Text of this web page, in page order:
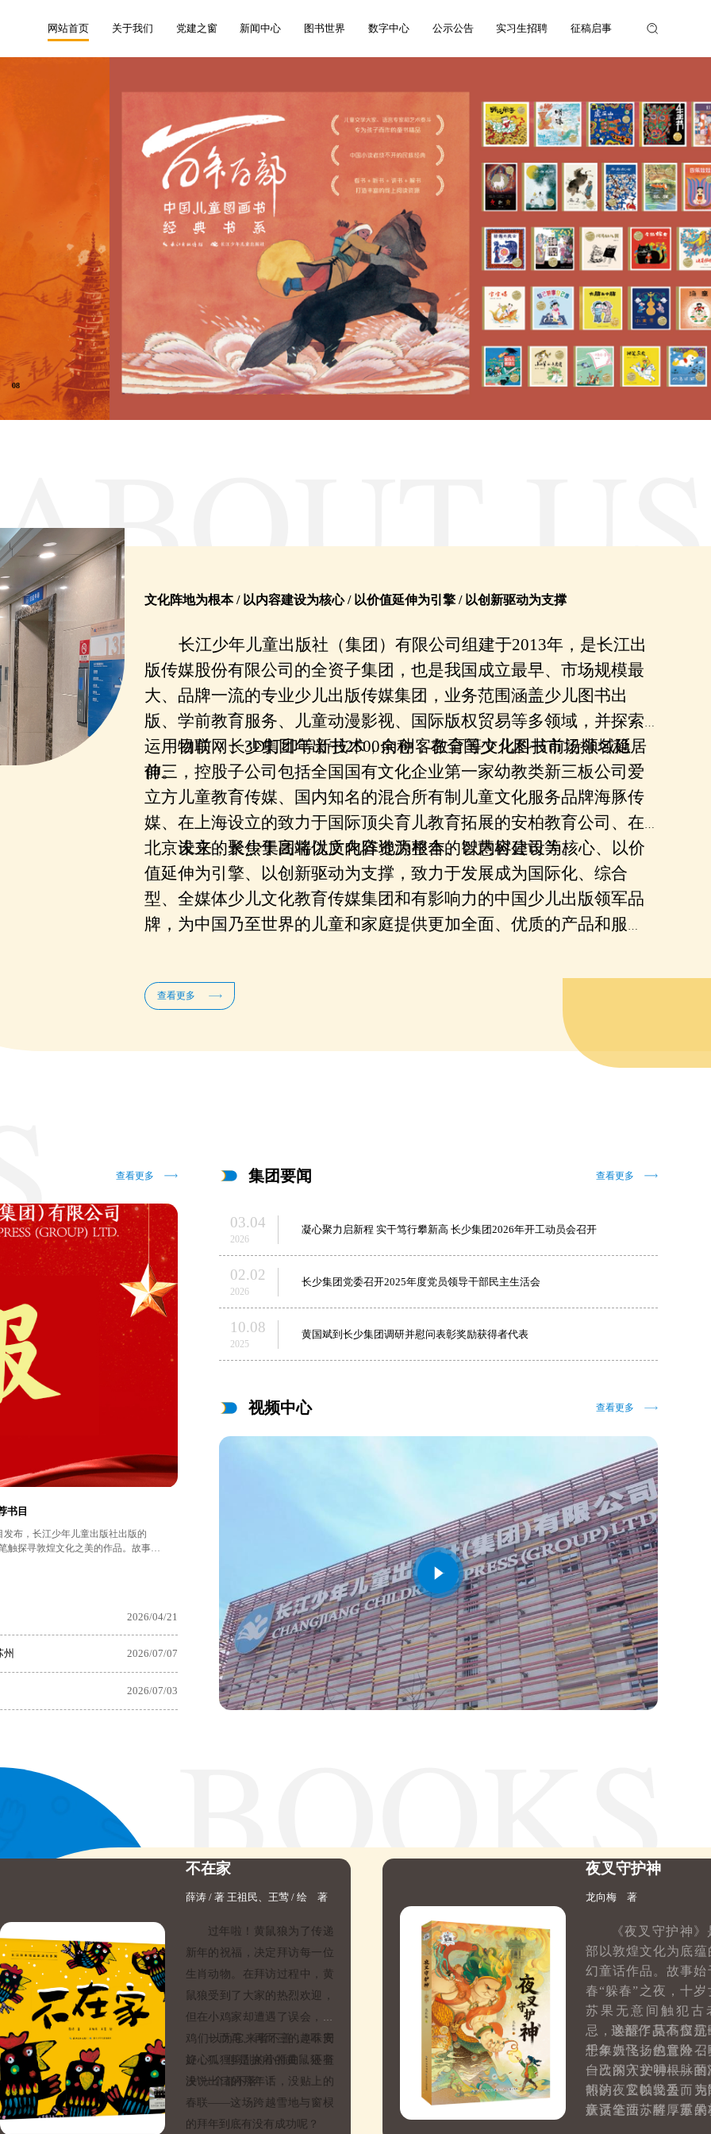
网站首页 关于我们 党建之窗 新闻中心 图书世界 数字中心 公示公告 实习生招聘 征稿启事
08
文化阵地为根本 / 以内容建设为核心 / 以价值延伸为引擎 / 以创新驱动为支撑
长江少年儿童出版社（集团） 有限公司 组建于2013年， 是长江出
版传媒股份有限公司的全资子集团，也是我国成立最早、市场规模最
大、品牌一流的专业少儿出版传媒集团 ， 业务范围涵盖少儿图书出
版、学前教育服务、儿童动漫影视、国际版权贸易等多领域 ，并探索
运用物联网、3D打印等新技术，向创客教育等文化科技前沿领域延
伸。
目前，长少集团年出书2500余种，在全国少儿图书市场排名稳居
前三 ，控股子公司包括全国国有文化企业第一家幼教类新三板公司爱
立方儿童教育传媒、
国内知名的混合所有制儿童文化服务品牌海豚传
媒、在上海设立的致力于国际顶尖育儿教育拓展的安柏教育公司、在
北京设立的聚焦于高端优质内容资源整合的智慧树公司等。
未来，长少集团将以文化阵地为根本、以内容建设为核心、
以价
值延伸为引擎、 以创新驱动为支撑 ，致力于发展成为国际化、综合
型、全媒体少儿文化教育传媒集团和有影响力的中国少儿出版领军品
牌，为中国乃至世界的儿童和家庭提供更加全面、优质的产品和服
查看更多
查看更多
中国好书"重磅揭晓，长江少年儿童
近日，“2025CMG央视年度好书”隆重揭晓，长江少年儿童出版社出版的《长征！长征！》（沈尧伊 / 绘；
些陪伴我们的好书”为核心，隆重揭晓2025CMG央视年度好书，节目将通过深度访谈、...
2026/04/21
2026/07/07
2026/07/03
集团要闻 查看更多
03.04
2026
凝心聚力启新程 实干笃行攀新高 长少集团2026年开工动员会召开
02.02
2026
长少集团党委召开2025年度党员领导干部民主生活会
10.08
2025
黄国斌到长少集团调研并慰问表彰奖励获得者代表
视频中心 查看更多
不在家
薛涛 / 著 王祖民、王莺 / 绘 著
过年啦！黄鼠狼为了传递
新年的祝福，决定拜访每一位
生肖动物。在拜访过程中，黄
鼠狼受到了大家的热烈欢迎，
但在小鸡家却遭遇了误会，小
鸡们以为它来者不善，“不安
好心”。但是执着的黄鼠狼坚
决“一个都不落” ！
一而再、再而三的趣味周
旋，狐狸捣乱的小插曲，还有
没说出口的拜年话，没贴上的
春联——这场跨越雪地与窗棂
的拜年到底有没有成功呢？
夜叉守护神
龙向梅 著
《夜叉守护神》
部以敦煌文化为底蕴
幻童话作品 。故事始
春“躲春”之夜，十岁
苏果无意间触犯古
忌，唤醒了莫高窟沉
千年妖怪，也意外召
自己的守护神——面
热的夜叉帕戈丢。为
妖灵全面苏醒，苏果
这部作品不仅是
想象力飞扬的冒险，
一次深入文明根脉的
叩访。它以轻盈而克
童话笔法，将厚重的